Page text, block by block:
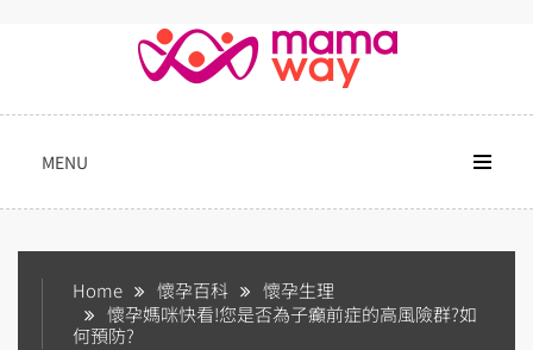
MENU
Home 懷孕百科
懷孕生理
懷孕媽咪快看!您是否為子癲前症的高風險群?如
何預防?